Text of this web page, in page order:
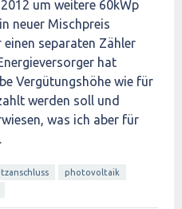
um weitere 60kWp
neuer Mischpreis
separaten Zähler
hat
Vergütungshöhe wie für
werden soll und
was ich aber für
photovoltaik